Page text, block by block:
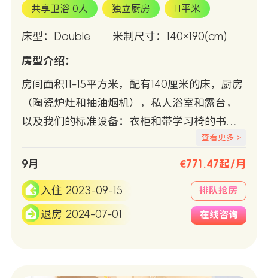
共享卫浴 0人 独立厨房 11平米
床型：Double 米制尺寸：140×190(cm)
房型介绍：
房间面积11-15平方米，配有140厘米的床，厨房
（陶瓷炉灶和抽油烟机），私人浴室和露台，
以及我们的标准设备：衣柜和带学习椅的书
桌，冷/热空调，Wifi +有线互联网接入，冰箱
和微波炉。
查看更多 >
9月 €771.47起/月
入住 2023-09-15
退房 2024-07-01
排队抢房
在线咨询